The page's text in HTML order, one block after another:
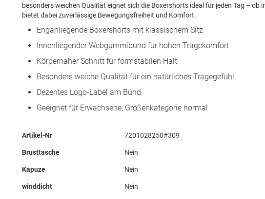
besonders weichen Qualität eignet sich die Boxershorts ideal für jeden Tag – ob
bietet dabei zuverlässige Bewegungsfreiheit und Komfort.
Enganliegende Boxershorts mit klassischem Sitz
Innenliegender Webgummibund für hohen Tragekomfort
Körpernaher Schnitt für formstabilen Halt
Besonders weiche Qualität für ein natürliches Tragegefühl
Dezentes Logo-Label am Bund
Geeignet für Erwachsene, Größenkategorie normal
Mehr
Artikel-Nr 7201028250#309
Brusttasche Nein
Kapuze Nein
winddicht Nein